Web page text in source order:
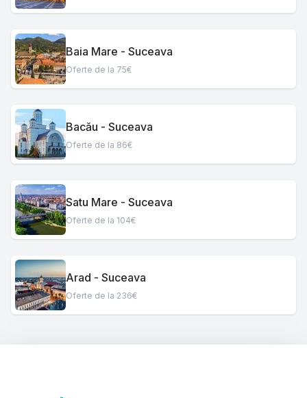
Baia Mare - Suceava
Oferte de la 75€
Bacău - Suceava
Oferte de la 86€
Satu Mare - Suceava
Oferte de la 104€
Arad - Suceava
Oferte de la 236€